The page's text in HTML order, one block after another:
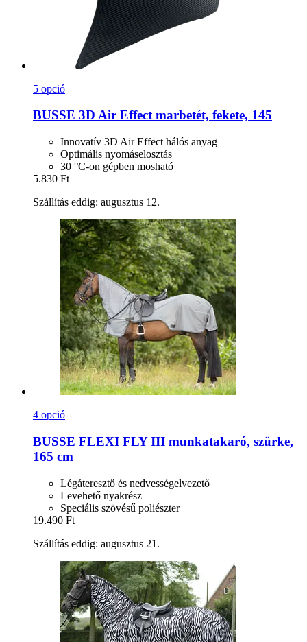
5 opció
BUSSE 3D Air Effect marbetét, fekete, 145
Innovatív 3D Air Effect hálós anyag
Optimális nyomáselosztás
30 °C-on gépben mosható
5.830 Ft
Szállítás eddig: augusztus 12.
4 opció
BUSSE FLEXI FLY III munkatakaró, szürke,
165 cm
Légáteresztő és nedvességelvezető
Levehető nyakrész
Speciális szövésű poliészter
19.490 Ft
Szállítás eddig: augusztus 21.